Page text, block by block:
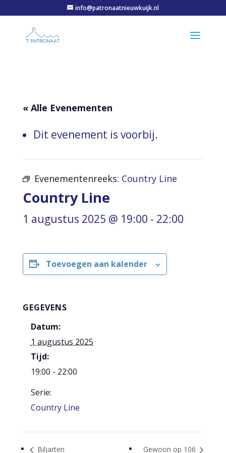
info@patronaatnieuwkuijk.nl
« Alle Evenementen
Dit evenement is voorbij.
Evenementenreeks: Country Line
Country Line
1 augustus 2025 @ 19:00 - 22:00
Toevoegen aan kalender
GEGEVENS
Datum:
1 augustus 2025
Tijd:
19:00 - 22:00
Serie:
Country Line
Biljarten Gewoon op 106